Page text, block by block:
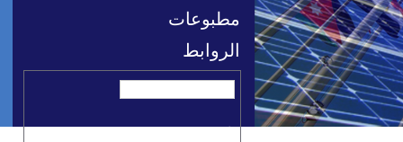
مطبوعات
الروابط